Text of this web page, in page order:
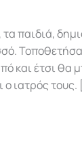
παιδιά,
και έτσι θα
ο ιατρός τους.